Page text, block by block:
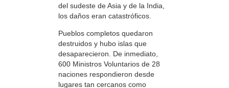
del sudeste de Asia y de la India,
los daños eran catastróficos.
Pueblos completos quedaron
destruidos y hubo islas que
desaparecieron. De inmediato,
600 Ministros Voluntarios de 28
naciones respondieron desde
lugares tan cercanos como